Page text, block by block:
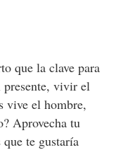
que la clave para
presente, vivir el
vive el hombre,
Aprovecha tu
te gustaría